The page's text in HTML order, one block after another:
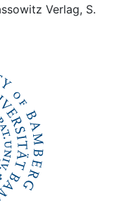
Verlag, S.